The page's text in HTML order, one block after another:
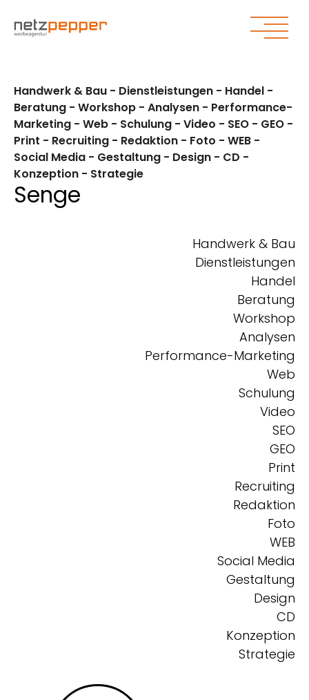
Handwerk & Bau - Dienstleistungen - Handel -
Beratung - Workshop - Analysen - Performance-
Marketing - Web - Schulung - Video - SEO - GEO -
Print - Recruiting - Redaktion - Foto - WEB -
Social Media - Gestaltung - Design - CD -
Konzeption - Strategie
Senge
Handwerk & Bau
Dienstleistungen
Handel
Beratung
Workshop
Analysen
Performance-Marketing
Web
Schulung
Video
SEO
GEO
Print
Recruiting
Redaktion
Foto
WEB
Social Media
Gestaltung
Design
CD
Konzeption
Strategie